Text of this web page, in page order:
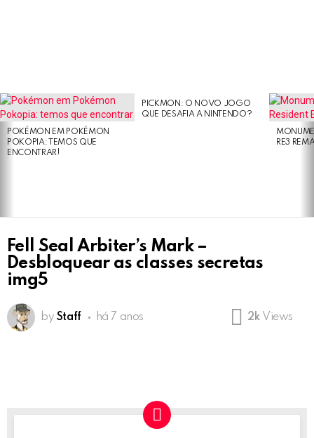
LATEST
STORIES
POKÉMON EM POKÉMON
POKOPIA: TEMOS QUE
ENCONTRAR!
PICKMON: O NOVO JOGO
QUE DESAFIA A NINTENDO?
RE3
Fell Seal Arbiter’s Mark –
Desbloquear as classes secretas
img5
by Staff há 7 anos 2k Views